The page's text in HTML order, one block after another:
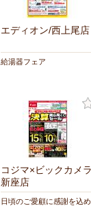
エディオン/西上尾店
給湯器フェア
コジマ×ビックカメラ
新座店
日頃のご愛顧に感謝を込め